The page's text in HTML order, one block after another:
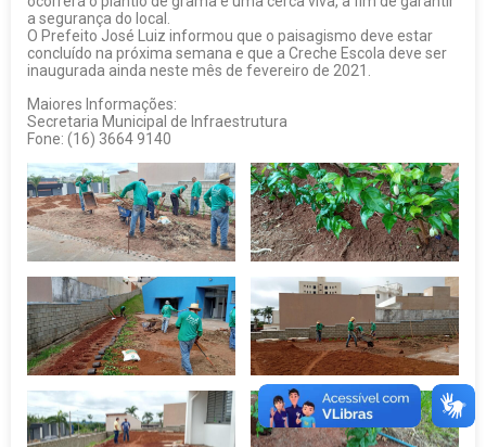
a segurança do local.
O Prefeito José Luiz informou que o paisagismo deve estar
concluído na próxima semana e que a Creche Escola deve ser
inaugurada ainda neste mês de fevereiro de 2021.
Maiores Informações:
Secretaria Municipal de Infraestrutura
Fone: (16) 3664 9140